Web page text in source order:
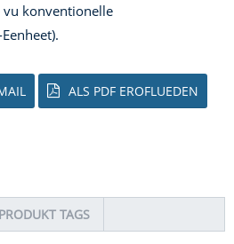
konventionelle
ALS PDF EROFLUEDEN
PRODUKT TAGS